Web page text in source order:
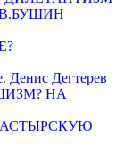
Денис Дегтeрев
НА